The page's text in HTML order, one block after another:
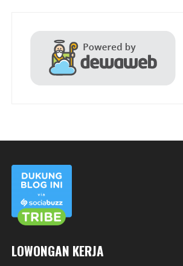
LOWONGAN KERJA